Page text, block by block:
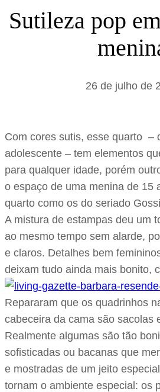
a
Sutileza pop
26 de julho de
Com cores sutis, esse quarto –
adolescente – tem elementos
para qualquer idade, porém
o espaço de uma menina de 15
quarto como os do seriado
A mistura de estampas deu um
ao mesmo tempo sem alarde,
e claros. Detalhes bem
deixam tudo ainda mais bonito,
Repararam que os quadrinhos
cabeceira da cama são sacolas
Realmente algumas são tão
sofisticadas ou bacanas que
e mostradas de um jeito
tornam o ambiente especial: os